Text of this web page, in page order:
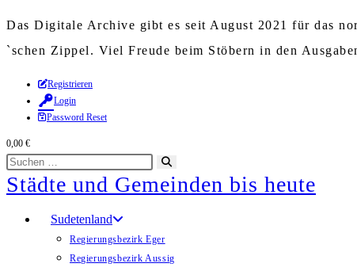
Das Digitale Archive gibt es seit August 2021 für das
`schen Zippel. Viel Freude beim Stöbern in den
Zum
Inhalt
springen
Registrieren
Login
Password Reset
0,00 €
Diese
Website
durchsuchen
starten
Städte und Gemeinden bis heute
Sudetenland
Regierungsbezirk Eger
Regierungsbezirk Aussig